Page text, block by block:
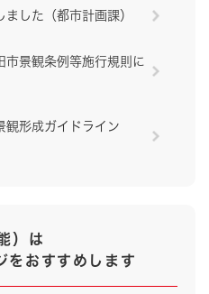
した（都市計画課）
市景観条例等施行規則に
観形成ガイドライン
）は
をおすすめします